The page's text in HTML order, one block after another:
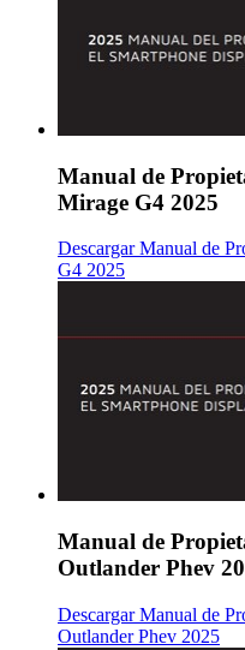
Manual de
Mirage G4 2025
Descargar Manual de
G4 2025
Manual de
Outlander Phev
Descargar Manual de
Outlander Phev 2025